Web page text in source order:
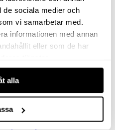
de sociala medier och
vi samarbetar med.
informationen med annan
eller som de har
alla